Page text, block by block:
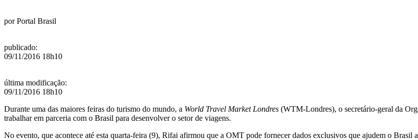
porPortal Brasil
publicado:
09/11/2016 18h10
última modificação:
09/11/2016 18h10
Durante uma das maiores feiras do turismo do mundo, a World Travel Market Londres (WTM-Londres), o secretário-geral da
trabalhar em parceria com o Brasil para desenvolver o setor de viagens.
No evento, que acontece até esta quarta-feira (9), Rifai afirmou que a OMT pode fornecer dados exclusivos que ajudem o Brasil